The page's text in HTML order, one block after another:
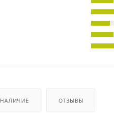
НАЛИЧИЕ ОТЗЫВЫ